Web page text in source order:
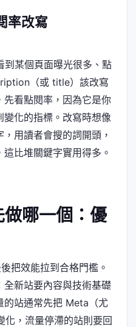
率改寫
某個頁面曝光很多、點
（或 title）該改寫
先看點閱率，因為它是你
化的指標。改寫時想像
用讀者會搜的詞開頭，
比堆關鍵字實用得多。
哪一個：優
把效能拉到合格門檻。
新站要內容與技術基礎
的站通常先把 Meta（尤
，流量停滯的站則要回